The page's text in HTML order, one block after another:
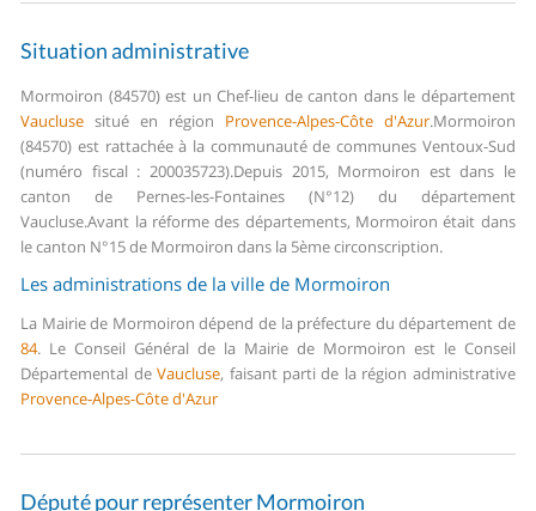
Situation administrative
Mormoiron (84570) est un Chef-lieu de canton dans le département
Vaucluse situé en région Provence-Alpes-Côte d'Azur.Mormoiron
(84570) est rattachée à la communauté de communes Ventoux-Sud
(numéro fiscal : 200035723).Depuis 2015, Mormoiron est dans le
canton de Pernes-les-Fontaines (N°12) du département
Vaucluse.Avant la réforme des départements, Mormoiron était dans
le canton N°15 de Mormoiron dans la 5ème circonscription.
Les administrations de la ville de Mormoiron
La Mairie de Mormoiron dépend de la préfecture du département de
84. Le Conseil Général de la Mairie de Mormoiron est le Conseil
Départemental deVaucluse, faisant parti de la région administrative
Provence-Alpes-Côte d'Azur
Député pour représenter Mormoiron